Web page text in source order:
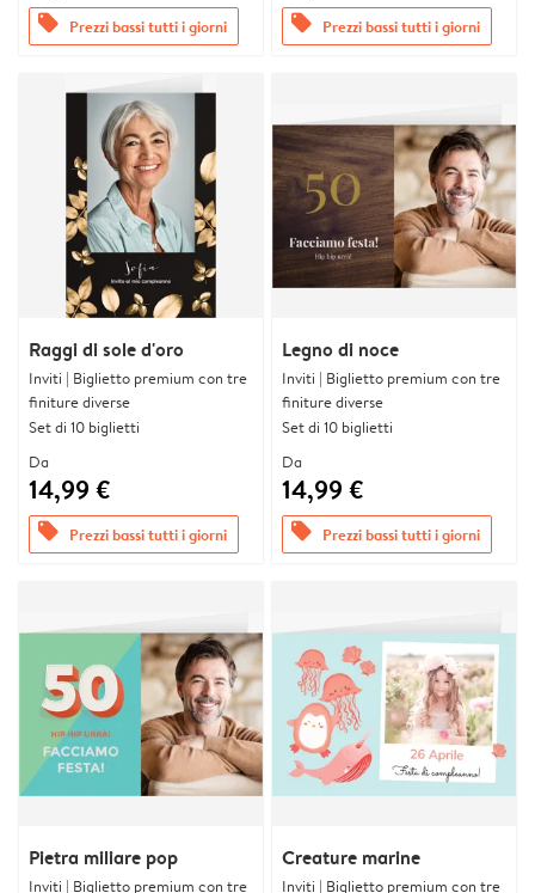
offers Prezzi bassi tutti i giorni offers Prezzi bassi tutti i giorni
Raggi di sole d'oro
Inviti | Biglietto premium con tre
finiture diverse
Set di 10 biglietti
Da
14,99 €
offers Prezzi bassi tutti i giorni
Legno di noce
Inviti | Biglietto premium con tre
finiture diverse
Set di 10 biglietti
Da
14,99 €
offers Prezzi bassi tutti i giorni
Pietra miliare pop
Inviti | Biglietto premium con tre
Creature marine
Inviti | Biglietto premium con tre